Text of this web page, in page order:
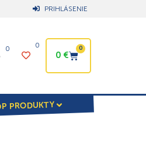
PRIHLÁSENIE
0 0
0€
0
PRODUKTY